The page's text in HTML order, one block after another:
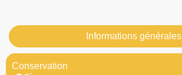
Informations générales
Conservation